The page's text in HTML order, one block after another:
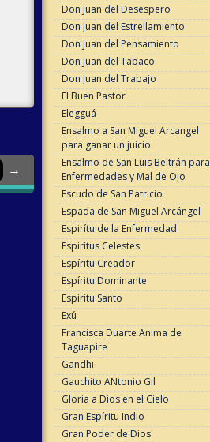
→
Don Juan del Desespero
Don Juan del Estrellamiento
Don Juan del Pensamiento
Don Juan del Tabaco
Don Juan del Trabajo
El Buen Pastor
Elegguá
Ensalmo a San Miguel Arcangel
para ganar un juicio
Ensalmo de San Luis Beltrán para
Enfermedades y Mal de Ojo
Escudo de San Patricio
Espada de San Miguel Arcángel
Espirítu de la Enfermedad
Espirítus Celestes
Espíritu Creador
Espíritu Dominante
Espíritu Santo
Exú
Francisca Duarte Anima de
Taguapire
Gandhi
Gauchito ANtonio Gil
Gloria a Dios en el Cielo
Gran Espíritu Indio
Gran Poder de Dios